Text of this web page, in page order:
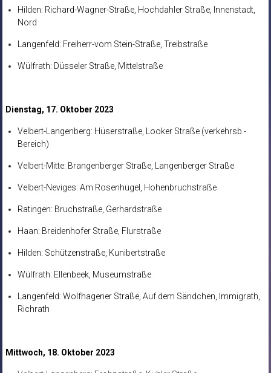
Hilden: Richard-Wagner-Straße, Hochdahler Straße, Innenstadt,
Nord
Langenfeld: Freiherr-vom Stein-Straße, Treibstraße
Wülfrath: Düsseler Straße, Mittelstraße
Dienstag, 17. Oktober 2023
Velbert-Langenberg: Hüserstraße, Looker Straße (verkehrsb.-
Bereich)
Velbert-Mitte: Brangenberger Straße, Langenberger Straße
Velbert-Neviges: Am Rosenhügel, Hohenbruchstraße
Ratingen: Bruchstraße, Gerhardstraße
Haan: Breidenhofer Straße, Flurstraße
Hilden: Schützenstraße, Kunibertstraße
Wülfrath: Ellenbeek, Museumstraße
Langenfeld: Wolfhagener Straße, Auf dem Sändchen, Immigrath,
Richrath
Mittwoch, 18. Oktober 2023